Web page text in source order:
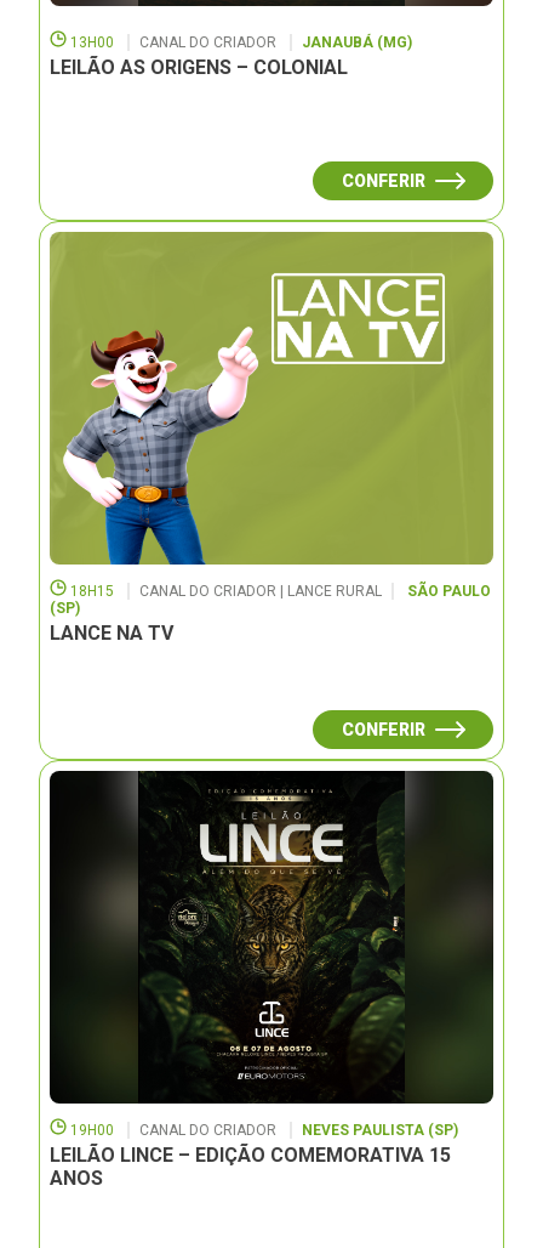
13H00 CANAL DO CRIADOR JANAUBÁ (MG)
LEILÃO AS ORIGENS – COLONIAL
CONFERIR
18H15 CANAL DO CRIADOR | LANCE RURAL
SÃO PAULO
(SP)
LANCE NA TV
CONFERIR
19H00 CANAL DO CRIADOR NEVES PAULISTA (SP)
LEILÃO LINCE – EDIÇÃO COMEMORATIVA 15
ANOS